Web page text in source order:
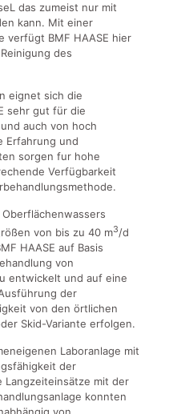
das zumeist nur mit
kann. Mit einer
verfügt BMF HAASE hier
des
eignet sich die
sehr gut für die
auch von hoch
Erfahrung und
sorgen fur hohe
Verfügbarkeit
von bis zu 40 m3/d
HAASE auf Basis
von
entwickelt und auf eine
der
von den örtlichen
Skid-Variante erfolgen.
Laboranlage mit
der
Langzeiteinsätze mit der
konnten